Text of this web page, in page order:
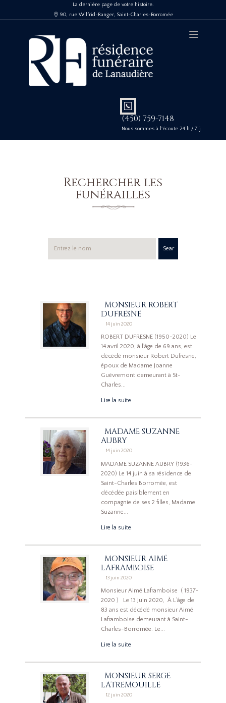
La dernière page de votre histoire.
90, rue Wilfrid-Ranger, Saint-Charles-Borromée
(450) 759-7148
Nous sommes à l'écoute 24 h / 7 j
Rechercher les
funérailles
Sear
MONSIEUR ROBERT
DUFRESNE
14 juin 2020
ROBERT DUFRESNE (1950-2020) Le
14 avril 2020, à l'âge de 69 ans, est
décédé monsieur Robert Dufresne,
époux de Madame Joanne
Guévremont demeurant à St-
Charles...
Lire la suite
MADAME SUZANNE
AUBRY
14 juin 2020
MADAME SUZANNE AUBRY (1936-
2020) Le 14 juin à sa résidence de
Saint-Charles Borromée, est
décédée paisiblement en
compagnie de ses 2 filles, Madame
Suzanne...
Lire la suite
MONSIEUR AIMÉ
LAFRAMBOISE
13 juin 2020
Monsieur Aimé Laframboise ( 1937-
2020 ) Le 13 Juin 2020, À L’âge de
83 ans est décédé monsieur Aimé
Laframboise demeurant à Saint-
Charles-Borromée. Le...
Lire la suite
MONSIEUR SERGE
LATREMOUILLE
12 juin 2020